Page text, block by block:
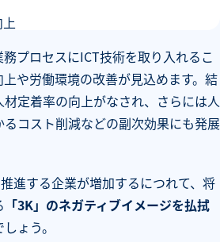
プロセスにICT技術を取り入れるこ
や労働環境の改善が見込めます。結
定着率の向上がなされ、さらには人
コスト削減などの副次効果にも発展
進する企業が増加するにつれて、将
「3K」のネガティブイメージを払拭
ょう。